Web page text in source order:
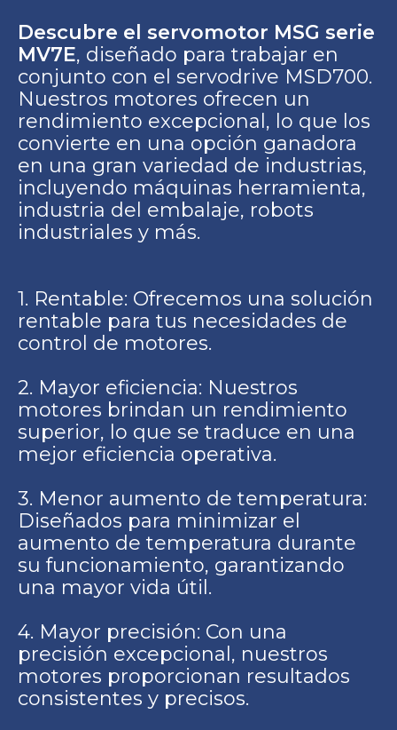
Descubre el servomotor MSG serie
MV7E, diseñado para trabajar en
conjunto con el servodrive MSD700.
Nuestros motores ofrecen un
rendimiento excepcional, lo que los
convierte en una opción ganadora
en una gran variedad de industrias,
incluyendo máquinas herramienta,
industria del embalaje, robots
industriales y más.
1. Rentable: Ofrecemos una solución
rentable para tus necesidades de
control de motores.
2. Mayor eficiencia: Nuestros
motores brindan un rendimiento
superior, lo que se traduce en una
mejor eficiencia operativa.
3. Menor aumento de temperatura:
Diseñados para minimizar el
aumento de temperatura durante
su funcionamiento, garantizando
una mayor vida útil.
4. Mayor precisión: Con una
precisión excepcional, nuestros
motores proporcionan resultados
consistentes y precisos.